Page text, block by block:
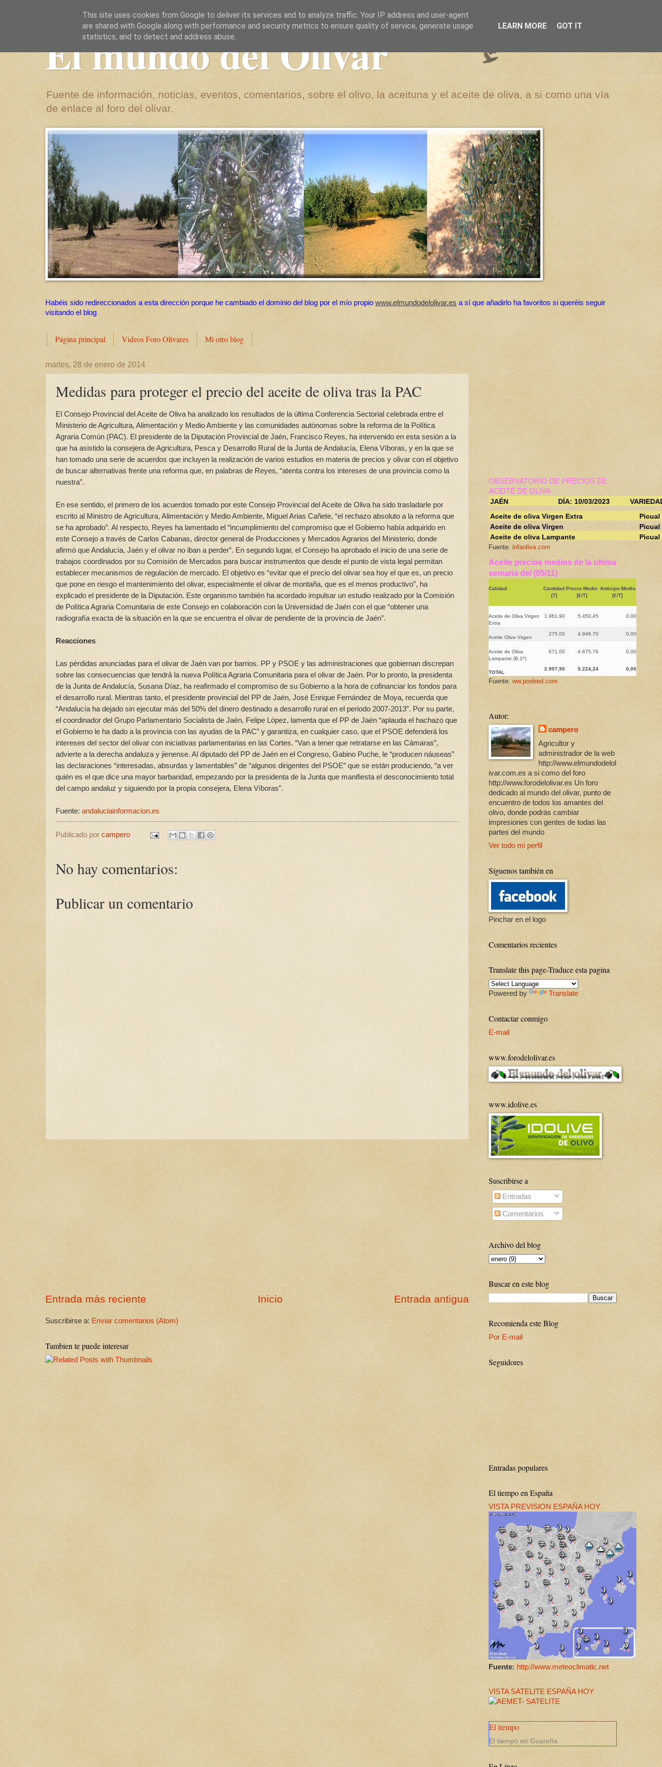
El mundo del Olivar
Fuente de información, noticias, eventos, comentarios, sobre el olivo, la aceituna y el aceite de oliva, a si como una vía
de enlace al foro del olivar.
Habéis sido redireccionados a esta dirección porque he cambiado el dominio del blog por el mío propio www.elmundodelolivar.es a sí que añadirlo ha favoritos si queréis seguir
visitando el blog
Página principal Videos Foro Olivares Mi otro blog
martes, 28 de enero de 2014
Medidas para proteger el precio del aceite de oliva tras la PAC
El Consejo Provincial del Aceite de Oliva ha analizado los resultados de la última Conferencia Sectorial celebrada entre el
Ministerio de Agricultura, Alimentación y Medio Ambiente y las comunidades autónomas sobre la reforma de la Política
Agraria Común (PAC). El presidente de la Diputación Provincial de Jaén, Francisco Reyes, ha intervenido en esta sesión a la
que ha asistido la consejera de Agricultura, Pesca y Desarrollo Rural de la Junta de Andalucía, Elena Víboras, y en la que se
han tomado una serie de acuerdos que incluyen la realización de varios estudios en materia de precios y olivar con el objetivo
de buscar alternativas frente una reforma que, en palabras de Reyes, “atenta contra los intereses de una provincia como la
nuestra”.
En ese sentido, el primero de los acuerdos tomado por este Consejo Provincial del Aceite de Oliva ha sido trasladarle por
escrito al Ministro de Agricultura, Alimentación y Medio Ambiente, Miguel Arias Cañete, “el rechazo absoluto a la reforma que
se ha aprobado”. Al respecto, Reyes ha lamentado el “incumplimiento del compromiso que el Gobierno había adquirido en
este Consejo a través de Carlos Cabanas, director general de Producciones y Mercados Agrarios del Ministerio, donde
afirmó que Andalucía, Jaén y el olivar no iban a perder”. En segundo lugar, el Consejo ha aprobado el inicio de una serie de
trabajos coordinados por su Comisión de Mercados para buscar instrumentos que desde el punto de vista legal permitan
establecer mecanismos de regulación de mercado. El objetivo es “evitar que el precio del olivar sea hoy el que es, un precio
que pone en riesgo el mantenimiento del olivar, especialmente el olivar de montaña, que es el menos productivo”, ha
explicado el presidente de la Diputación. Este organismo también ha acordado impulsar un estudio realizado por la Comisión
de Política Agraria Comunitaria de este Consejo en colaboración con la Universidad de Jaén con el que “obtener una
radiografía exacta de la situación en la que se encuentra el olivar de pendiente de la provincia de Jaén”.
Reacciones
Las pérdidas anunciadas para el olivar de Jaén van por barrios. PP y PSOE y las administraciones que gobiernan discrepan
sobre las consecuencias que tendrá la nueva Política Agraria Comunitaria para el olivar de Jaén. Por lo pronto, la presidenta
de la Junta de Andalucía, Susana Díaz, ha reafirmado el compromiso de su Gobierno a la hora de cofinanciar los fondos para
el desarrollo rural. Mientras tanto, el presidente provincial del PP de Jaén, José Enrique Fernández de Moya, recuerda que
“Andalucía ha dejado sin ejecutar más del 50% del dinero destinado a desarrollo rural en el periodo 2007-2013”. Por su parte,
el coordinador del Grupo Parlamentario Socialista de Jaén, Felipe López, lamenta que el PP de Jaén “aplauda el hachazo que
el Gobierno le ha dado a la provincia con las ayudas de la PAC” y garantiza, en cualquier caso, que el PSOE defenderá los
intereses del sector del olivar con iniciativas parlamentarias en las Cortes. “Van a tener que retratarse en las Cámaras”,
advierte a la derecha andaluza y jienense. Al diputado del PP de Jaén en el Congreso, Gabino Puche, le “producen náuseas”
las declaraciones “interesadas, absurdas y lamentables” de “algunos dirigentes del PSOE” que se están produciendo, “a ver
quién es el que dice una mayor barbaridad, empezando por la presidenta de la Junta que manifiesta el desconocimiento total
del campo andaluz y siguiendo por la propia consejera, Elena Víboras”.
Fuente: andaluciainformacion.es
Publicado por campero
No hay comentarios:
Publicar un comentario
Entrada más reciente Entrada antigua
Inicio
Suscribirse a: Enviar comentarios (Atom)
Tambien te puede interesar
OBSERVATORIO DE PRECIOS DE
ACEITE DE OLIVA
JAÉN
DÍA: 10/03/2023
Aceite de oliva Virgen Extra
Picual
Aceite de oliva Virgen
Picual
Aceite de oliva Lampante
Picual
Fuente: infaoliva.com
Aceite precios medios de la ultima
semana del (05/11)
Calidad
Cantidad
[T]
Precio Medio
[€/T]
Anticipo Medio
[€/T]
Aceite de Oliva Virgen
Extra
1.961,90 5.450,45 0,00
Aceite Oliva Virgen
275,00 4.948,70 0,00
Aceite de Oliva
Lampante (B.1º)
671,00 4.675,76 0,00
TOTAL
2.907,90 5.224,24 0,00
Fuente: ww.poolred.com
Autor:
campero
Agricultor y
administrador de la web
http://www.elmundodelol
ivar.com.es a si como del foro
http://www.forodelolivar.es Un foro
dedicado al mundo del olivar, punto de
encuentro de todos los amantes del
olivo, donde podrás cambiar
impresiones con gentes de todas las
partes del mundo
Ver todo mi perfil
Síguenos también en
Pinchar en el logo
Comentarios recientes
Translate this page-Traduce esta pagina
Powered by Translate
Contactar conmigo
E-mail
www.forodelolivar.es
www.idolive.es
Suscribirse a
Entradas
Comentarios
Archivo del blog
Buscar en este blog
Recomienda este Blog
Por E-mail
Seguidores
Entradas populares
El tiempo en España
VISTA PREVISION ESPAÑA HOY
Fuente: http://www.meteoclimatic.net
VISTA SATELITE ESPAÑA HOY
El tiempo
El tiempo en Guareña
This site uses cookies from Google to deliver its services and to analyze traffic. Your IP address and user-agent
are shared with Google along with performance and security metrics to ensure quality of service, generate usage
statistics, and to detect and address abuse.
LEARN MORE GOT IT